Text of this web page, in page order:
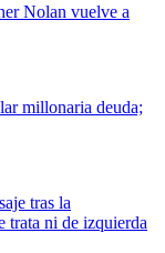
Nolan vuelve a
millonaria deuda;
tras la
trata ni de izquierda